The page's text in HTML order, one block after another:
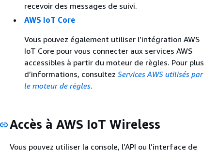
recevoir des messages de suivi.
AWS IoT Core
Vous pouvez également utiliser l’intégration AWS
IoT Core pour vous connecter aux services AWS
accessibles à partir du moteur de règles. Pour plus
d’informations, consultez Services AWS utilisés par
le moteur de règles.
Accès à AWS IoT Wireless
Vous pouvez utiliser la console, l’API ou l’interface de